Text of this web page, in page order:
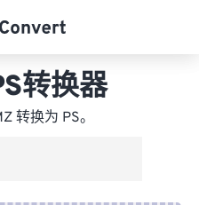
转换器
转换为 PS。